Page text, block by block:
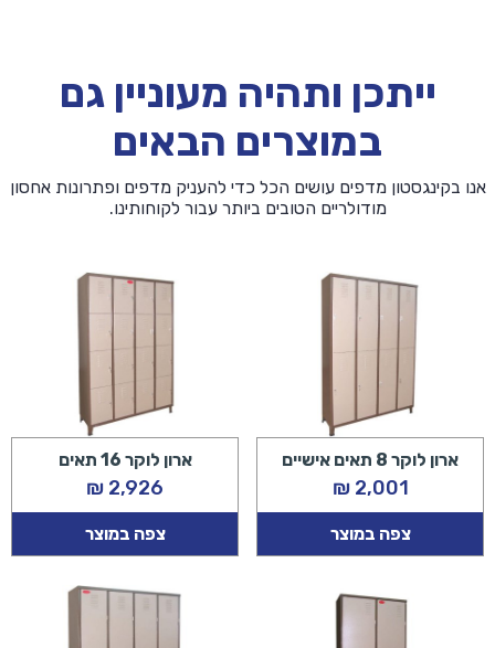
ייתכן ותהיה מעוניין גם
במוצרים הבאים
אנו בקינגסטון מדפים עושים הכל כדי להעניק מדפים ופתרונות אחסון
מודולריים הטובים ביותר עבור לקוחותינו.
ארון לוקר 8 תאים אישיים
2,001
₪
צפה במוצר
ארון לוקר 16 תאים
2,926
₪
צפה במוצר